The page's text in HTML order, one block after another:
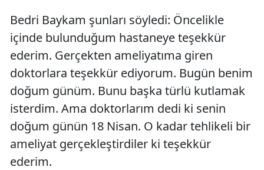
Bedri Baykam şunları söyledi: Öncelikle
içinde bulunduğum hastaneye teşekkür
ederim. Gerçekten ameliyatıma giren
doktorlara teşekkür ediyorum. Bugün benim
doğum günüm. Bunu başka türlü kutlamak
isterdim. Ama doktorlarım dedi ki senin
doğum günün 18 Nisan. O kadar tehlikeli bir
ameliyat gerçekleştirdiler ki teşekkür
ederim.